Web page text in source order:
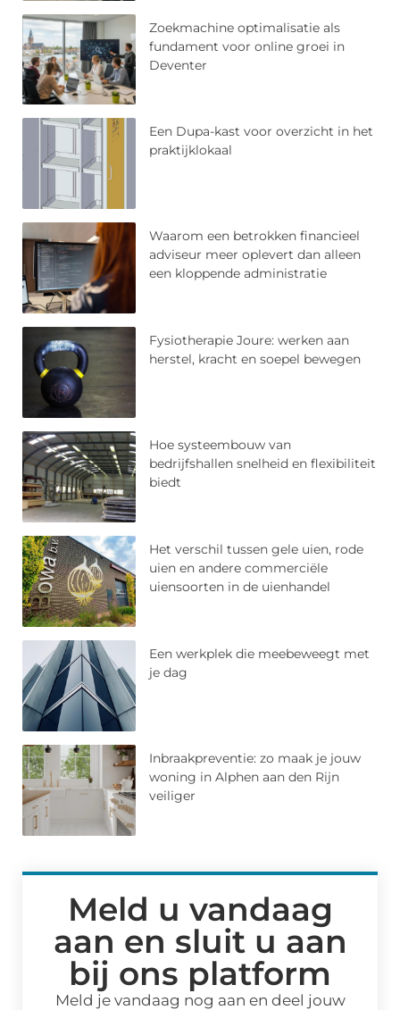
Zoekmachine optimalisatie als
fundament voor online groei in
Deventer
Een Dupa-kast voor overzicht in het
praktijklokaal
Waarom een betrokken financieel
adviseur meer oplevert dan alleen
een kloppende administratie
Fysiotherapie Joure: werken aan
herstel, kracht en soepel bewegen
Hoe systeembouw van
bedrijfshallen snelheid en flexibiliteit
biedt
Het verschil tussen gele uien, rode
uien en andere commerciële
uiensoorten in de uienhandel
Een werkplek die meebeweegt met
je dag
Inbraakpreventie: zo maak je jouw
woning in Alphen aan den Rijn
veiliger
Meld u vandaag
aan en sluit u aan
bij ons platform
Meld je vandaag nog aan en deel jouw